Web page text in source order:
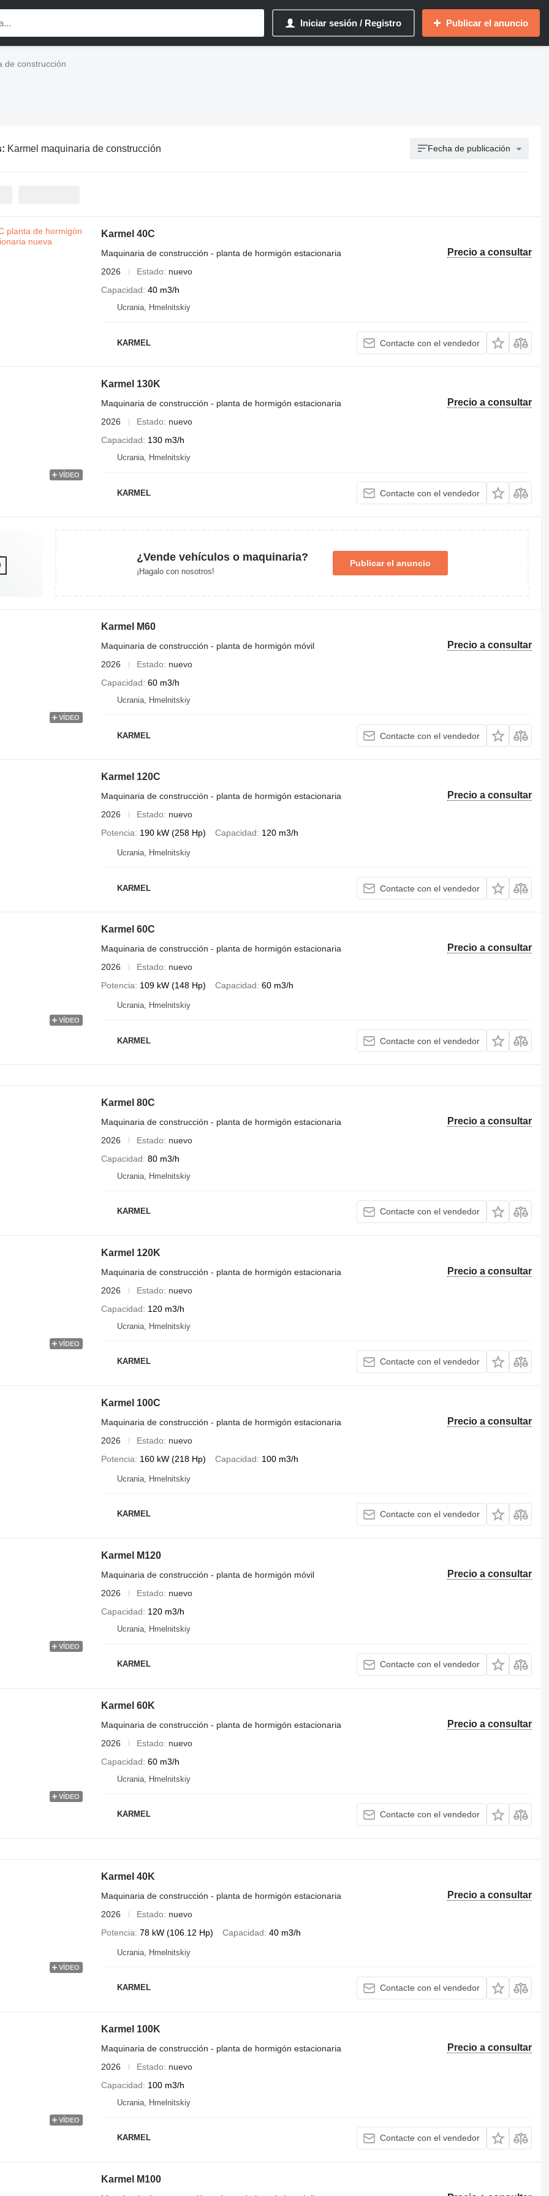
Iniciar sesión / Registro Publicar el anuncio
de construcción
Karmel maquinaria de construcción Fecha de publicación
Karmel 40C
Precio a consultar
Maquinaria de construcción - planta de hormigón estacionaria
2026
Estado
nuevo
Capacidad 40 m3/h
Ucrania, Hmelnitskiy
KARMEL Contacte con el vendedor
VÍDEO
Karmel 130K
Precio a consultar
Maquinaria de construcción - planta de hormigón estacionaria
2026
Estado
nuevo
Capacidad
130 m3/h
Ucrania, Hmelnitskiy
KARMEL Contacte con el vendedor
¿Vende vehículos o maquinaria?
¡Hagalo con nosotros!
Publicar el anuncio
VÍDEO
Karmel M60
Precio a consultar
Maquinaria de construcción - planta de hormigón móvil
2026
Estado
nuevo
Capacidad 60 m3/h
Ucrania, Hmelnitskiy
KARMEL Contacte con el vendedor
Karmel 120C
Precio a consultar
Maquinaria de construcción - planta de hormigón estacionaria
2026
Estado
nuevo
Potencia
190 kW (258 Hp) Capacidad 120 m3/h
Ucrania, Hmelnitskiy
KARMEL Contacte con el vendedor
VÍDEO
Karmel 60C
Precio a consultar
Maquinaria de construcción - planta de hormigón estacionaria
2026
Estado
nuevo
Potencia
109 kW (148 Hp) Capacidad 60 m3/h
Ucrania, Hmelnitskiy
KARMEL Contacte con el vendedor
Karmel 80C
Precio a consultar
Maquinaria de construcción - planta de hormigón estacionaria
2026
Estado
nuevo
Capacidad 80 m3/h
Ucrania, Hmelnitskiy
KARMEL Contacte con el vendedor
VÍDEO
Karmel 120K
Precio a consultar
Maquinaria de construcción - planta de hormigón estacionaria
2026
Estado
nuevo
Capacidad
120 m3/h
Ucrania, Hmelnitskiy
KARMEL Contacte con el vendedor
Karmel 100C
Precio a consultar
Maquinaria de construcción - planta de hormigón estacionaria
2026
Estado
nuevo
Potencia
160 kW (218 Hp) Capacidad 100 m3/h
Ucrania, Hmelnitskiy
KARMEL Contacte con el vendedor
VÍDEO
Karmel M120
Precio a consultar
Maquinaria de construcción - planta de hormigón móvil
2026
Estado
nuevo
Capacidad
120 m3/h
Ucrania, Hmelnitskiy
KARMEL Contacte con el vendedor
VÍDEO
Karmel 60K
Precio a consultar
Maquinaria de construcción - planta de hormigón estacionaria
2026
Estado
nuevo
Capacidad 60 m3/h
Ucrania, Hmelnitskiy
KARMEL Contacte con el vendedor
VÍDEO
Karmel 40K
Precio a consultar
Maquinaria de construcción - planta de hormigón estacionaria
2026
Estado
nuevo
Potencia 78 kW (106.12 Hp) Capacidad 40 m3/h
Ucrania, Hmelnitskiy
KARMEL Contacte con el vendedor
VÍDEO
Karmel 100K
Precio a consultar
Maquinaria de construcción - planta de hormigón estacionaria
2026
Estado
nuevo
Capacidad
100 m3/h
Ucrania, Hmelnitskiy
KARMEL Contacte con el vendedor
Karmel M100